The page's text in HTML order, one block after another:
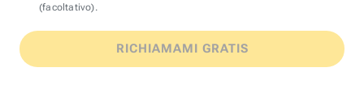
(facoltativo).
RICHIAMAMI GRATIS